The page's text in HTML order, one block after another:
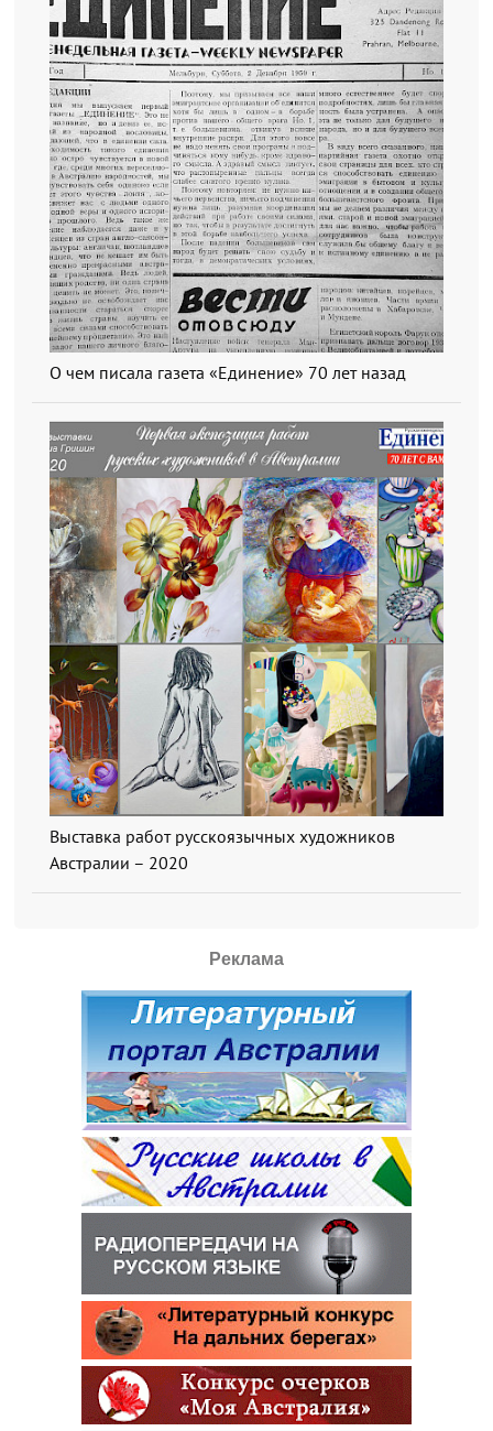
О чем писала газета «Единение» 70 лет назад
Выставка работ русскоязычных художников
Австралии – 2020
Реклама